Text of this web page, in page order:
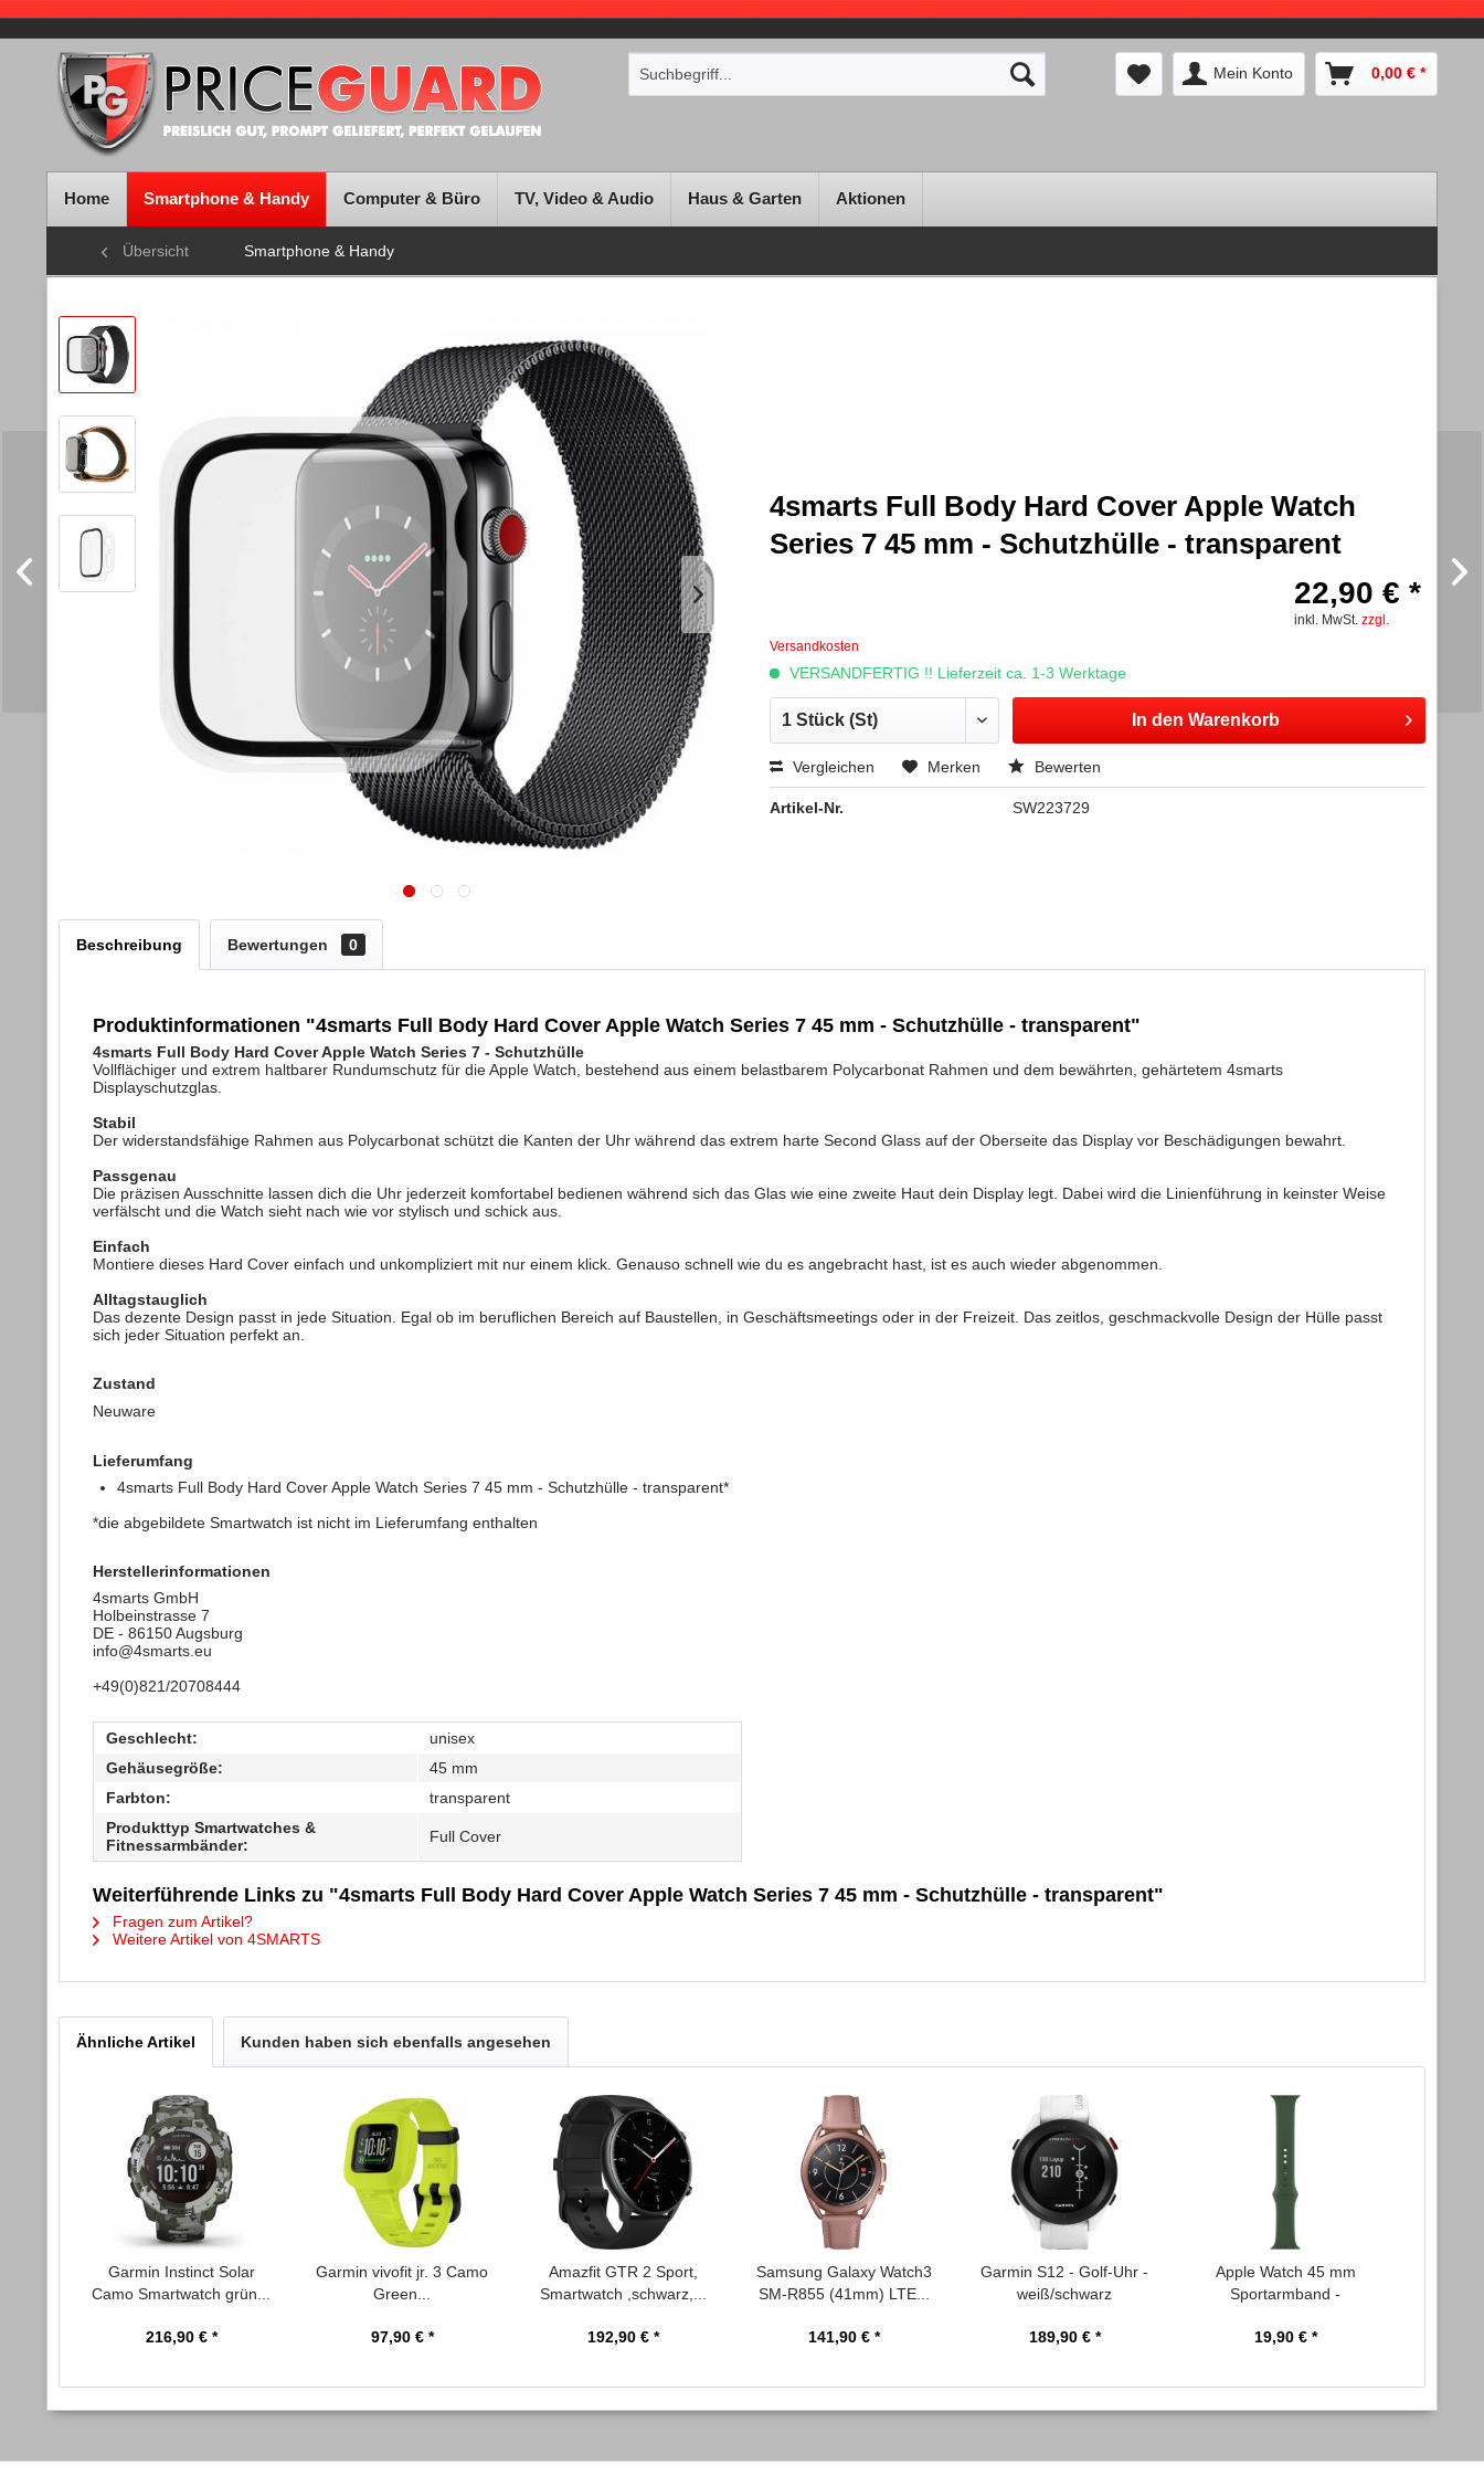
Mein Konto 0,00 € *
Home Smartphone & Handy Computer & Büro TV, Video & Audio Haus & Garten Aktionen
Übersicht Smartphone & Handy
4smarts Full Body Hard Cover Apple Watch
Series 7 45 mm - Schutzhülle - transparent
22,90 € *
inkl. MwSt.zzgl.
Versandkosten
VERSANDFERTIG !! Lieferzeit ca. 1-3 Werktage
In den Warenkorb
Vergleichen Merken Bewerten
Artikel-Nr. SW223729
Beschreibung Bewertungen 0
Produktinformationen "4smarts Full Body Hard Cover Apple Watch Series 7 45 mm - Schutzhülle - transparent"
4smarts Full Body Hard Cover Apple Watch Series 7 - Schutzhülle
Vollflächiger und extrem haltbarer Rundumschutz für die Apple Watch, bestehend aus einem belastbarem Polycarbonat Rahmen und dem bewährten, gehärtetem 4smarts
Displayschutzglas.
Stabil
Der widerstandsfähige Rahmen aus Polycarbonat schützt die Kanten der Uhr während das extrem harte Second Glass auf der Oberseite das Display vor Beschädigungen bewahrt.
Passgenau
Die präzisen Ausschnitte lassen dich die Uhr jederzeit komfortabel bedienen während sich das Glas wie eine zweite Haut dein Display legt. Dabei wird die Linienführung in keinster Weise
verfälscht und die Watch sieht nach wie vor stylisch und schick aus.
Einfach
Montiere dieses Hard Cover einfach und unkompliziert mit nur einem klick. Genauso schnell wie du es angebracht hast, ist es auch wieder abgenommen.
Alltagstauglich
Das dezente Design passt in jede Situation. Egal ob im beruflichen Bereich auf Baustellen, in Geschäftsmeetings oder in der Freizeit. Das zeitlos, geschmackvolle Design der Hülle passt
sich jeder Situation perfekt an.
Zustand
Neuware
Lieferumfang
4smarts Full Body Hard Cover Apple Watch Series 7 45 mm - Schutzhülle - transparent*
*die abgebildete Smartwatch ist nicht im Lieferumfang enthalten
Herstellerinformationen
4smarts GmbH
Holbeinstrasse 7
DE - 86150 Augsburg
info@4smarts.eu
+49(0)821/20708444
Geschlecht:
unisex
Gehäusegröße:
45 mm
Farbton:
transparent
Produkttyp Smartwatches &
Fitnessarmbänder:
Full Cover
Weiterführende Links zu "4smarts Full Body Hard Cover Apple Watch Series 7 45 mm - Schutzhülle - transparent"
Fragen zum Artikel?
Weitere Artikel von 4SMARTS
Ähnliche Artikel Kunden haben sich ebenfalls angesehen
Garmin Instinct Solar
Camo Smartwatch grün...
216,90 € *
Garmin vivofit jr. 3 Camo
Green...
97,90 € *
Amazfit GTR 2 Sport,
Smartwatch ,schwarz,...
192,90 € *
Samsung Galaxy Watch3
SM-R855 (41mm) LTE...
141,90 € *
Garmin S12 - Golf-Uhr -
weiß/schwarz
189,90 € *
Apple Watch 45 mm
Sportarmband -
19,90 € *